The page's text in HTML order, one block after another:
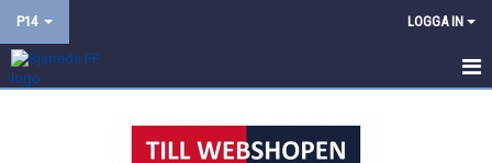
P14 LOGGA IN